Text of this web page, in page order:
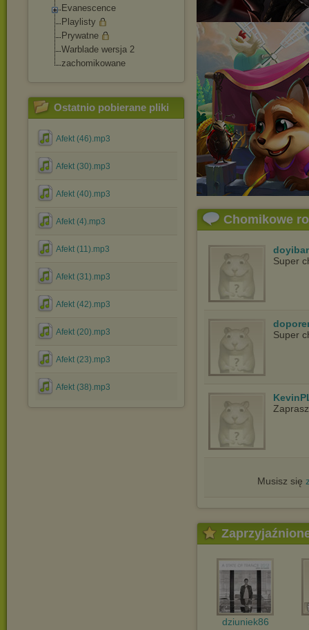
Evanescence
Playlisty
Prywatne
Warblade wersja 2
zachomikowane
Ostatnio pobierane pliki
Afekt (46).mp3
Afekt (30).mp3
Afekt (40).mp3
Afekt (4).mp3
Afekt (11).mp3
Afekt (31).mp3
Afekt (42).mp3
Afekt (20).mp3
Afekt (23).mp3
Afekt (38).mp3
Chomikowe
Super
Super
Musisz się
dziuniek86